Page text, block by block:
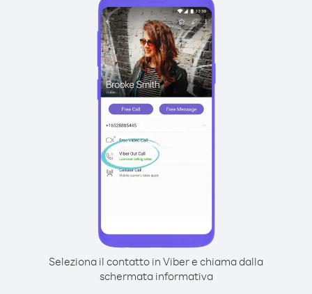
Seleziona il contatto in Viber e chiama dalla
schermata informativa